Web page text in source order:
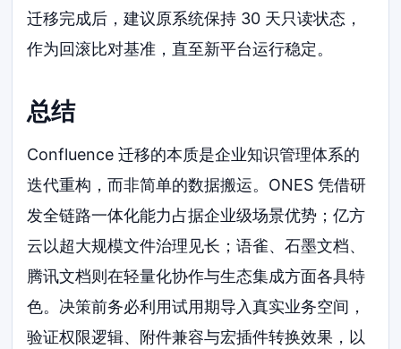
迁移完成后，建议原系统保持 30 天只读状态，
作为回滚比对基准，直至新平台运行稳定。
总结
Confluence 迁移的本质是企业知识管理体系的
迭代重构，而非简单的数据搬运。ONES 凭借研
发全链路一体化能力占据企业级场景优势；亿方
云以超大规模文件治理见长；语雀、石墨文档、
腾讯文档则在轻量化协作与生态集成方面各具特
色。决策前务必利用试用期导入真实业务空间，
验证权限逻辑、附件兼容与宏插件转换效果，以